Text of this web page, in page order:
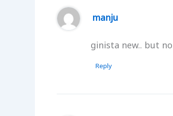
manju
ginista new.. but
Reply